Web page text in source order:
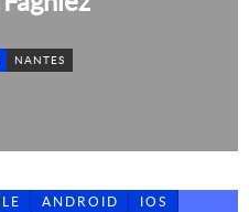
NANTES
ANDROID
IOS